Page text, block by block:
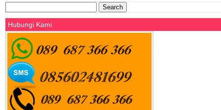
Search
for:
Hubungi Kami